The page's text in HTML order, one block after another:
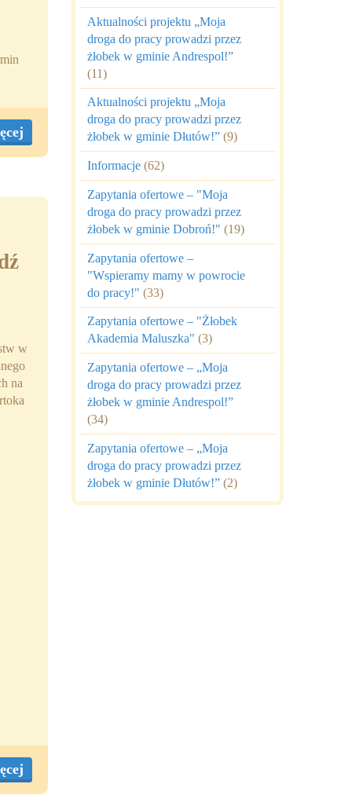
w
na
Aktualności projektu „Moja
droga do pracy prowadzi przez
żłobek w gminie Andrespol!”
(11)
Aktualności projektu „Moja
droga do pracy prowadzi przez
żłobek w gminie Dłutów!” (9)
Informacje (62)
Zapytania ofertowe – "Moja
droga do pracy prowadzi przez
żłobek w gminie Dobroń!" (19)
Zapytania ofertowe –
"Wspieramy mamy w powrocie
do pracy!" (33)
Zapytania ofertowe – "Żłobek
Akademia Maluszka" (3)
Zapytania ofertowe – „Moja
droga do pracy prowadzi przez
żłobek w gminie Andrespol!”
(34)
Zapytania ofertowe – „Moja
droga do pracy prowadzi przez
żłobek w gminie Dłutów!” (2)